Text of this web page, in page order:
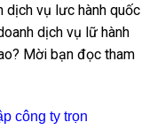
dịch vụ lưc hành quốc
dịch vụ lữ hành
Mời bạn đọc tham
công ty trọn